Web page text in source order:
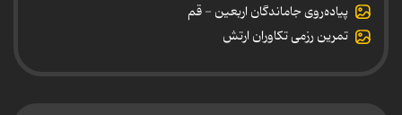
پیاده‌روی جاماندگان اربعین - قم
تمرین رزمی تکاوران ارتش